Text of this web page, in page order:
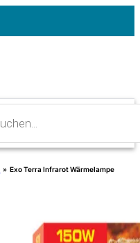
» Exo Terra Infrarot Wärmelampe